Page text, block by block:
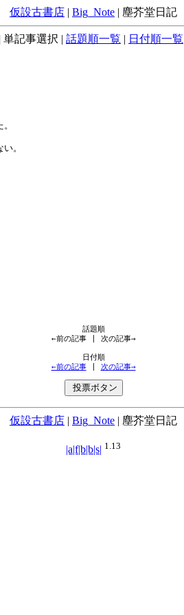
仮設古書店 | Big_Note | 塵芥堂日記
単記事選択 | 話題順一覧 | 日付順一覧
。
話題順
←前の記事 | 次の記事→
日付順
←前の記事 | 次の記事→
仮設古書店 | Big_Note | 塵芥堂日記
|a|f|b|b|s| 1.13